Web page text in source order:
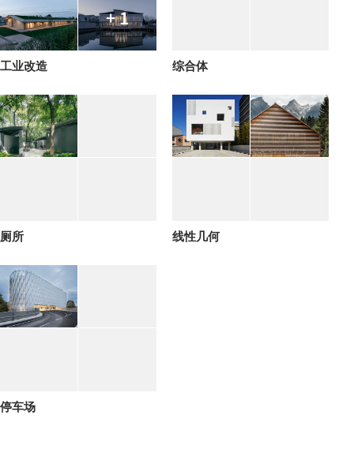
+ 1
工业改造 综合体
厕所 线性几何
停车场